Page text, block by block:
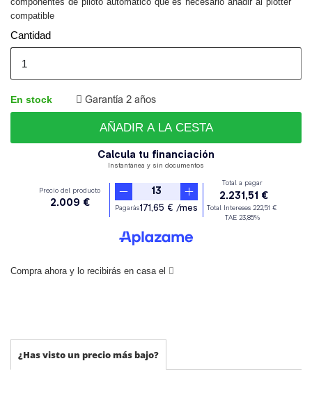
compatible
Cantidad
En stock Garantía 2 años
AÑADIR A LA CESTA
Compra ahora y lo recibirás en casa el
¿Has visto un precio más bajo?